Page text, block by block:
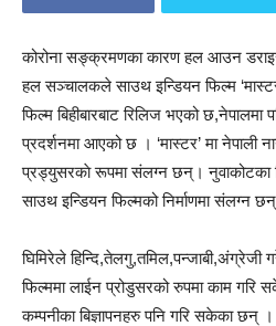
कोरोना सङ्क्रमणका कारण हल आउन
हल सञ्चालकले साउथ इन्डियन फिल्म
फिल्म बिहीबारबाट रिलिज भएको छ,नेपालमा
प्रदर्शनमा आएको छ । ‘मास्टर’ मा नेपाली
प्रड्युसरकाे रूपमा संलग्न छन्। नुवाकोटका
साउथ इन्डियन फिल्मको निर्माणमा संलग्न
घिमिरेले
फिल्ममा लाईन प्रोडुसरको रुपमा काम
कम्पनीका बिज्ञापनहरु पनि गरि सकेका छन् ।